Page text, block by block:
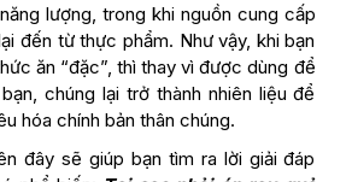
lượng, trong khi nguồn cung cấp
đến từ thực phẩm. Như vậy, khi bạn
ăn “đặc”, thì thay vì được dùng để
chúng lại trở thành nhiên liệu để
hóa chính bản thân chúng.
đây sẽ giúp bạn tìm ra lời giải đáp